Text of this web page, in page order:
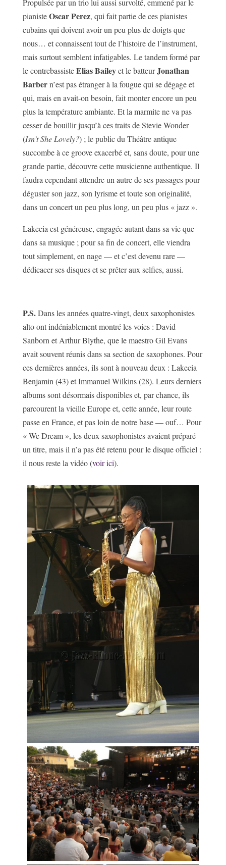
pianisteOscar Perez, qui fait partie de ces pianistes
cubains qui doivent avoir un peu plus de doigts que
nous… et connaissent tout de l’histoire de l’instrument,
mais surtout semblent infatigables. Le tandem formé par
le contrebassisteElias Baileyet le batteurJonathan
Barbern’est pas étranger à la fougue qui se dégage et
qui, mais en avait-on besoin, fait monter encore un peu
plus la température ambiante. Et la marmite ne va pas
cesser de bouillir jusqu’à ces traits de Stevie Wonder
(Isn’t She Lovely?) ; le public du Théâtre antique
succombe à ce groove exacerbé et, sans doute, pour une
grande partie, découvre cette musicienne authentique. Il
faudra cependant attendre un autre de ses passages pour
déguster son jazz, son lyrisme et toute son originalité,
dans un concert un peu plus long, un peu plus « jazz ».
Lakecia est généreuse, engagée autant dans sa vie que
dans sa musique ; pour sa fin de concert, elle viendra
tout simplement, en nage — et c’est devenu rare —
dédicacer ses disques et se prêter aux selfies, aussi.
P.S.Dans les années quatre-vingt, deux saxophonistes
alto ont indéniablement montré les voies : David
Sanborn et Arthur Blythe, que le maestro Gil Evans
avait souvent réunis dans sa section de saxophones. Pour
ces dernières années, ils sont à nouveau deux : Lakecia
Benjamin (43) et Immanuel Wilkins (28). Leurs derniers
albums sont désormais disponibles et, par chance, ils
parcourent la vieille Europe et, cette année, leur route
passe en France, et pas loin de notre base — ouf… Pour
« We Dream », les deux saxophonistes avaient préparé
un titre, mais il n’a pas été retenu pour le disque officiel :
il nous reste la vidéo (voir ici).